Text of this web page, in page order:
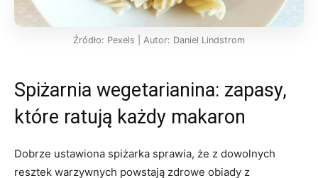
Źródło: Pexels | Autor: Daniel Lindstrom
Spiżarnia wegetarianina: zapasy,
które ratują każdy makaron
Dobrze ustawiona spiżarka sprawia, że z dowolnych
resztek warzywnych powstają zdrowe obiady z